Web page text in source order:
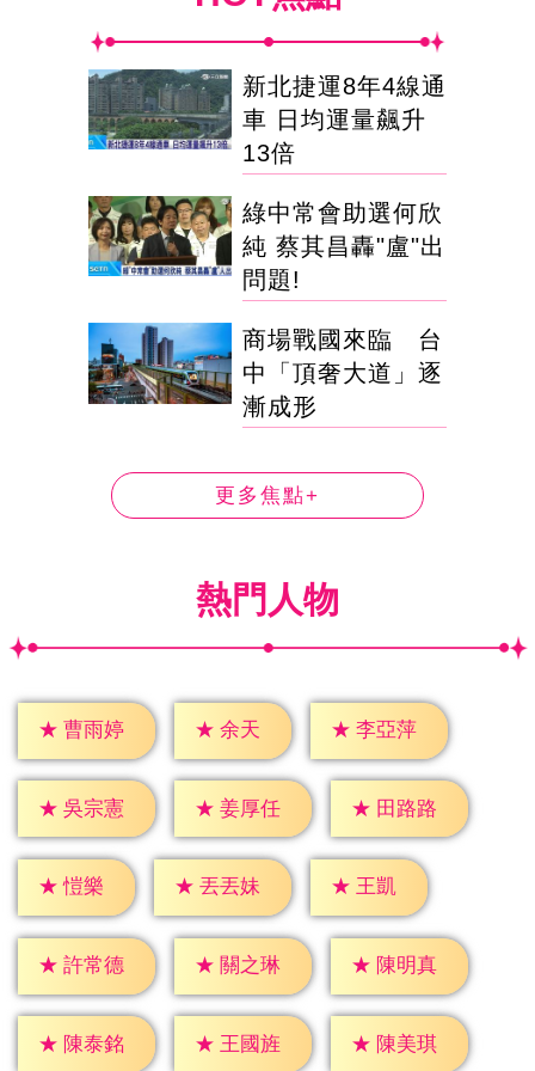
新北捷運8年4線通
車 日均運量飆升
13倍
綠中常會助選何欣
純 蔡其昌轟"盧"出
問題!
商場戰國來臨 台
中「頂奢大道」逐
漸成形
更多焦點+
熱門人物
★ 曹雨婷 ★ 余天 ★ 李亞萍
★ 吳宗憲 ★ 姜厚任 ★ 田路路
★ 愷樂 ★ 丟丟妹 ★ 王凱
★ 許常德 ★ 關之琳 ★ 陳明真
★ 陳泰銘 ★ 王國旌 ★ 陳美琪